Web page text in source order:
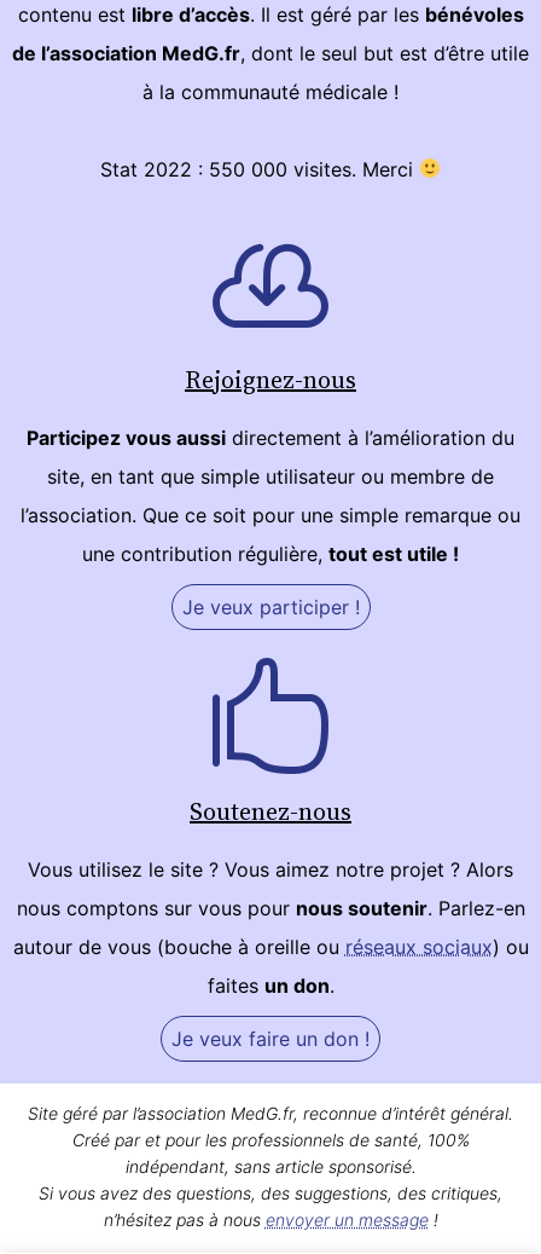
contenu est libre d’accès. Il est géré par les bénévoles
de l’association MedG.fr, dont le seul but est d’être utile
à la communauté médicale !
Stat 2022 : 550 000 visites. Merci
Rejoignez-nous
Participez vous aussi directement à l’amélioration du
site, en tant que simple utilisateur ou membre de
l’association. Que ce soit pour une simple remarque ou
une contribution régulière, tout est utile !
Je veux participer !
Soutenez-nous
Vous utilisez le site ? Vous aimez notre projet ? Alors
nous comptons sur vous pour nous soutenir. Parlez-en
autour de vous (bouche à oreille ou réseaux sociaux) ou
faites un don.
Je veux faire un don !
Site géré par l’association MedG.fr, reconnue d’intérêt général.
Créé par et pour les professionnels de santé, 100%
indépendant, sans article sponsorisé.
Si vous avez des questions, des suggestions, des critiques,
n’hésitez pas à nous envoyer un message!